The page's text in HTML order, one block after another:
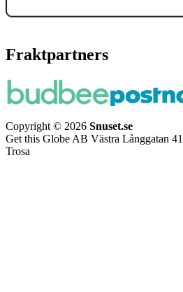
Fraktpartners
Copyright © 2026 Snuset.se
Get this Globe AB Västra Långgatan
Trosa